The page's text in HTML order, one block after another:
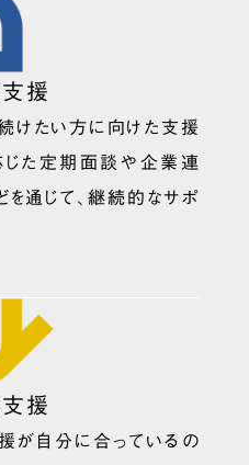
援
けたい方に向けた支援
た定期面談や企業連
通じて、継続的なサポ
援
が自分に合っているの